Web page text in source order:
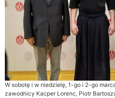
W sobotę i w niedzielę, 1-go i 2-go
zawodnicy Kacper Lorenc, Piotr